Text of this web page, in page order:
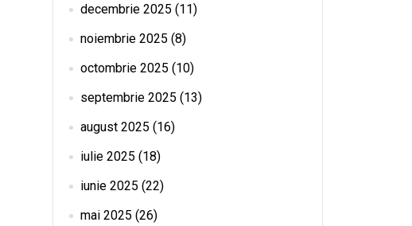
decembrie 2025 (11)
noiembrie 2025 (8)
octombrie 2025 (10)
septembrie 2025 (13)
august 2025 (16)
iulie 2025 (18)
iunie 2025 (22)
mai 2025 (26)